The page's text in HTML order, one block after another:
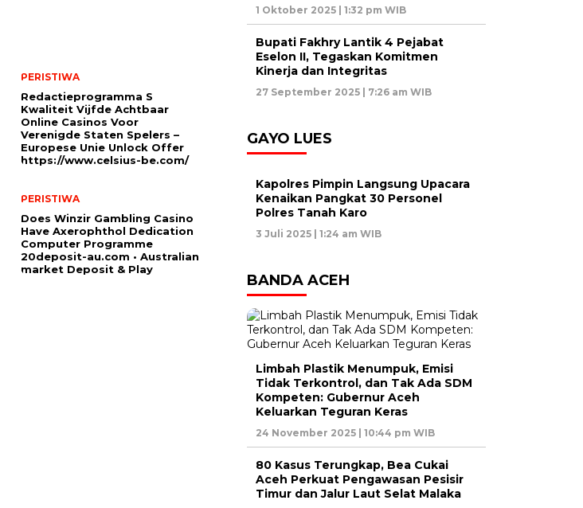
PERISTIWA
Redactieprogramma S
Kwaliteit Vijfde Achtbaar
Online Casinos Voor
Verenigde Staten Spelers –
Europese Unie Unlock Offer
https://www.celsius-be.com/
PERISTIWA
Does Winzir Gambling Casino
Have Axerophthol Dedication
Computer Programme
20deposit-au.com • Australian
market Deposit & Play
1 Oktober 2025 | 1:32 pm WIB
Bupati Fakhry Lantik 4 Pejabat
Eselon II, Tegaskan Komitmen
Kinerja dan Integritas
27 September 2025 | 7:26 am WIB
GAYO LUES
Kapolres Pimpin Langsung Upacara
Kenaikan Pangkat 30 Personel
Polres Tanah Karo
3 Juli 2025 | 1:24 am WIB
BANDA ACEH
Limbah Plastik Menumpuk, Emisi
Tidak Terkontrol, dan Tak Ada SDM
Kompeten: Gubernur Aceh
Keluarkan Teguran Keras
24 November 2025 | 10:44 pm WIB
80 Kasus Terungkap, Bea Cukai
Aceh Perkuat Pengawasan Pesisir
Timur dan Jalur Laut Selat Malaka